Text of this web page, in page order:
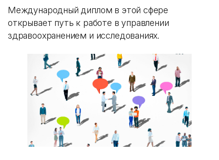
Международный диплом в этой сфере
открывает путь к работе в управлении
здравоохранением и исследованиях.